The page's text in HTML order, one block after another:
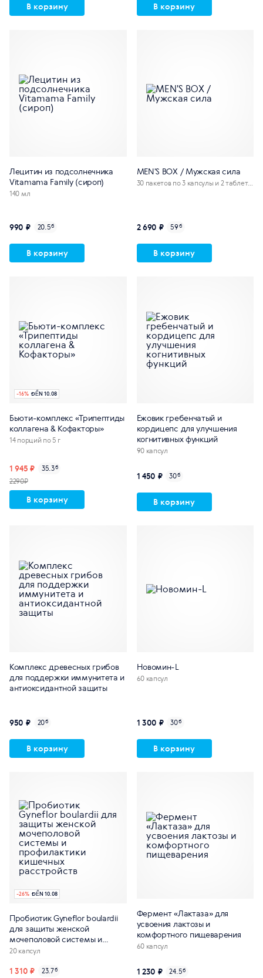
В корзину В корзину
Лецитин из подсолнечника
Vitamama Family (сироп)
140 мл
990 ₽ 20.5б
В корзину
MEN'S BOX / Мужская сила
30 пакетов по 3 капсулы и 2 таблетк
2 690 ₽ 59б
В корзину
-16% ĐẾN 10.08
Бьюти-комплекс «Трипептиды
коллагена & Кофакторы»
14 порций по 5 г
1 945 ₽ 35.3б
2290₽
В корзину
Ежовик гребенчатый и
кордицепс для улучшения
когнитивных функций
90 капсул
1 450 ₽ 30б
В корзину
Комплекс древесных грибов
для поддержки иммунитета и
антиоксидантной защиты
950 ₽ 20б
В корзину
Новомин-L
60 капсул
1 300 ₽ 30б
В корзину
-26% ĐẾN 10.08
Пробиотик Gyneflor boulardii
для защиты женской
мочеполовой системы и
профилактики кишечных
20 капсул
1 310 ₽ 23.7б
Фермент «Лактаза» для
усвоения лактозы и
комфортного пищеварения
60 капсул
1 230 ₽ 24.5б